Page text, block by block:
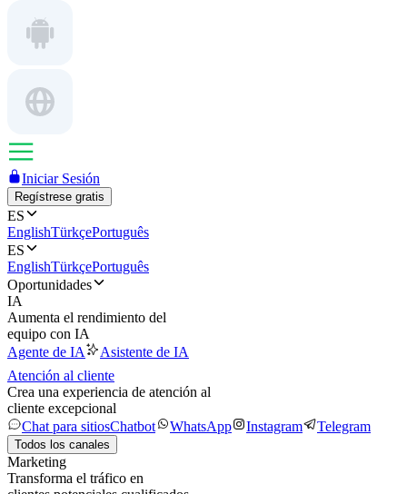
Iniciar Sesión
Regístrese gratis
ES
EnglishTürkçePortuguês
ES
EnglishTürkçePortuguês
Oportunidades
IA
Aumenta el rendimiento del
equipo con IA
Agente de IA
Asistente de IA
Atención al cliente
Crea una experiencia de atención al
cliente excepcional
Chat para sitiosChatbot WhatsApp Instagram Telegram
Todos los canales
Marketing
Transforma el tráfico en